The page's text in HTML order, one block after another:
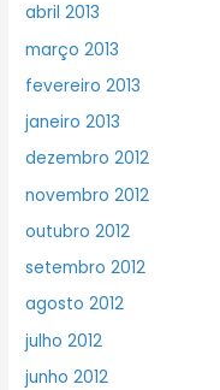
abril 2013
março 2013
fevereiro 2013
janeiro 2013
dezembro 2012
novembro 2012
outubro 2012
setembro 2012
agosto 2012
julho 2012
junho 2012